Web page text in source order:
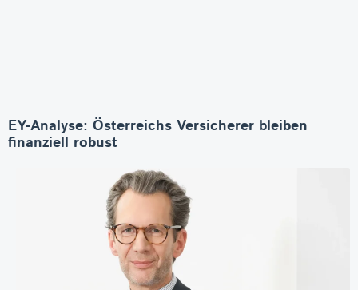
EY-Analyse: Österreichs Versicherer bleiben
finanziell robust